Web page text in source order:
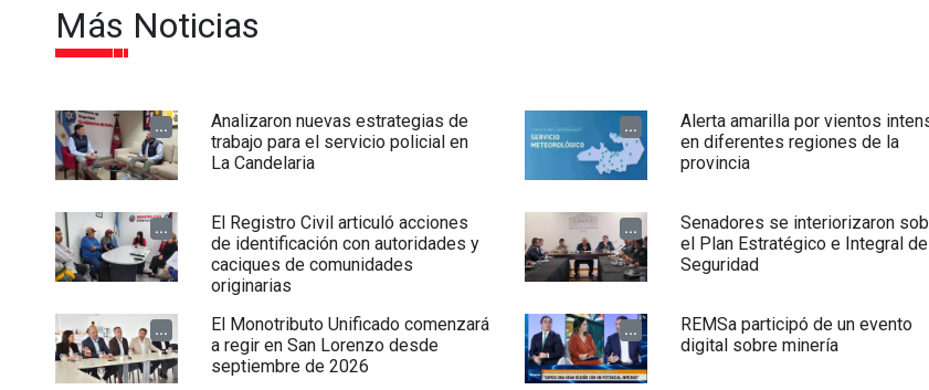
Más Noticias
...
Analizaron nuevas estrategias de
trabajo para el servicio policial en
La Candelaria
...
Alerta amarilla por vientos
en diferentes regiones de la
provincia
...
El Registro Civil articuló acciones
de identificación con autoridades y
caciques de comunidades
originarias
...
Senadores se interiorizaron
el Plan Estratégico e Integral de
Seguridad
...
El Monotributo Unificado comenzará
a regir en San Lorenzo desde
septiembre de 2026
...
REMSa participó de un evento
digital sobre minería